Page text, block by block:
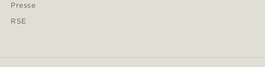
Presse
RSE